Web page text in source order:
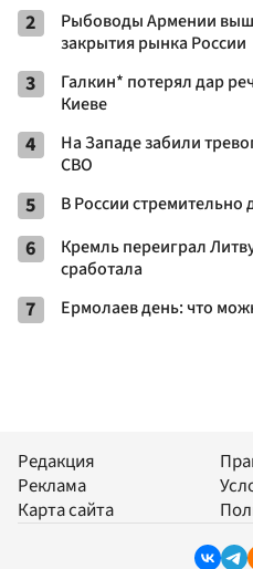
2
Рыбоводы Армении
закрытия рынка России
3
Галкин* потерял дар
Киеве
4
На Западе забили
СВО
5 В России стремительно
6
Кремль переиграл
сработала
7 Ермолаев день: что
Редакция
Реклама
Карта сайта